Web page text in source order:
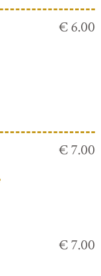
€ 6.00
€ 7.00
€ 7.00